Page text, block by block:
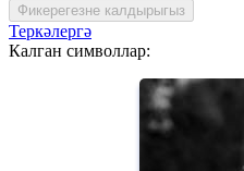
Фикерегезне калдырыгыз
Теркәлергә
Калган символлар: